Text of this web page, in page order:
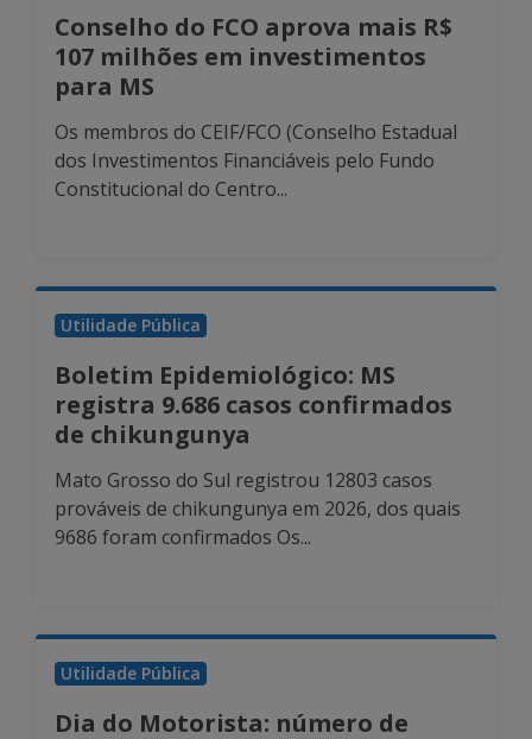
Conselho do FCO aprova mais R$
107 milhões em investimentos
para MS
Os membros do CEIF/FCO (Conselho Estadual
dos Investimentos Financiáveis pelo Fundo
Constitucional do Centro...
Utilidade Pública
Boletim Epidemiológico: MS
registra 9.686 casos confirmados
de chikungunya
Mato Grosso do Sul registrou 12803 casos
prováveis de chikungunya em 2026, dos quais
9686 foram confirmados Os...
Utilidade Pública
Dia do Motorista: número de